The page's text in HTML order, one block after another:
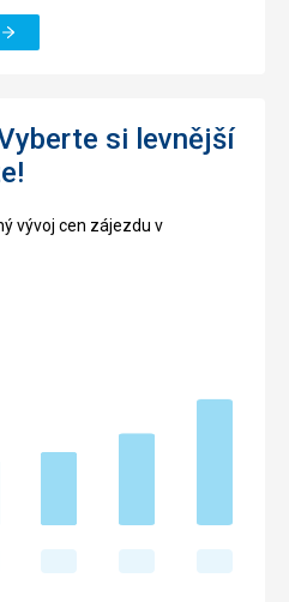
si levnější
vývoj cen zájezdu v